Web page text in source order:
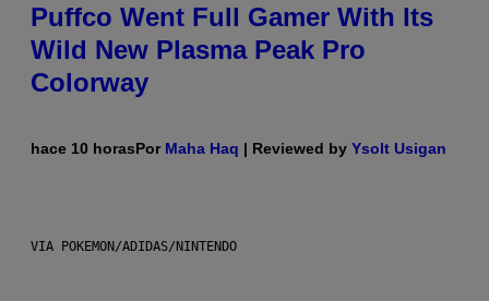
Puffco Went Full Gamer With Its
Wild New Plasma Peak Pro
Colorway
hace 10 horasPor Maha Haq | Reviewed by Ysolt Usigan
VIA POKEMON/ADIDAS/NINTENDO